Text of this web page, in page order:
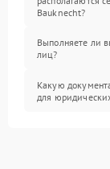
Bauknecht?
Выполняете ли
лиц?
Какую
для